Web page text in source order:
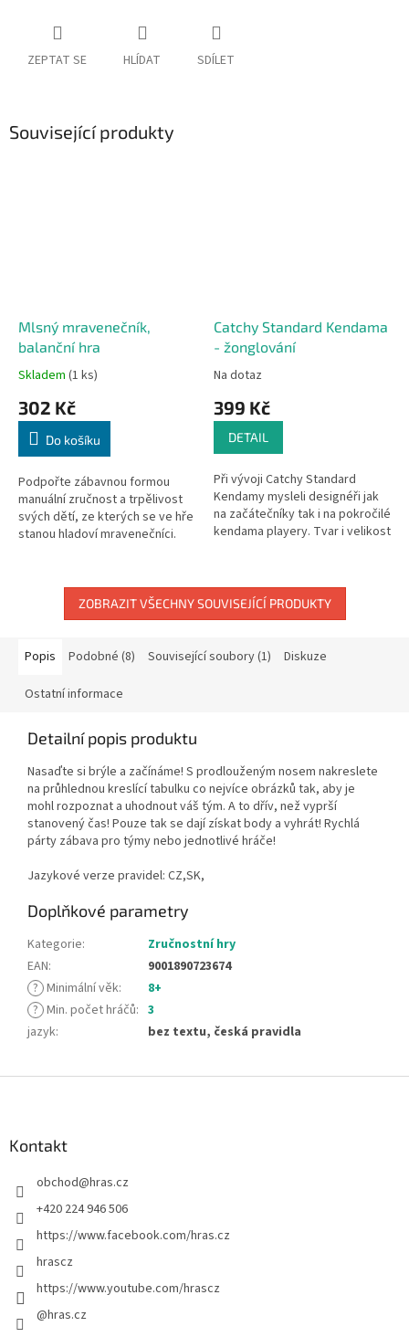
ZEPTAT SE HLÍDAT SDÍLET
Související produkty
Mlsný mravenečník,
balanční hra
Skladem (1 ks)
302 Kč
Do košíku
Podpořte zábavnou formou
manuální zručnost a trpělivost
svých dětí, ze kterých se ve hře
stanou hladoví mravenečníci.
pomocí...
Catchy Standard Kendama
- žonglování
Na dotaz
399 Kč
DETAIL
Při vývoji Catchy Standard
Kendamy mysleli designéři jak
na začátečníky tak i na pokročilé
kendama playery. Tvar i velikost
ZOBRAZIT VŠECHNY SOUVISEJÍCÍ PRODUKTY
Popis Podobné (8) Související soubory (1) Diskuze
Ostatní informace
Detailní popis produktu
Nasaďte si brýle a začínáme! S prodlouženým nosem nakreslete
na průhlednou kreslící tabulku co nejvíce obrázků tak, aby je
mohl rozpoznat a uhodnout váš tým. A to dřív, než vyprší
stanovený čas! Pouze tak se dají získat body a vyhrát! Rychlá
párty zábava pro týmy nebo jednotlivé hráče!
Jazykové verze pravidel: CZ,SK,
Doplňkové parametry
Kategorie:
Zručnostní hry
EAN:
9001890723674
? Minimální věk:
8+
? Min. počet hráčů: 3
jazyk: bez textu, česká pravidla
Kontakt
obchod@hras.cz
+420 224 946 506
https://www.facebook.com/hras.cz
hrascz
https://www.youtube.com/hrascz
@hras.cz